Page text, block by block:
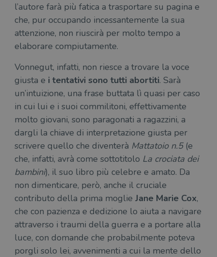
l’autore farà più fatica a trasportare su pagina e
che, pur occupando incessantemente la sua
attenzione, non riuscirà per molto tempo a
elaborare compiutamente.
Vonnegut, infatti, non riesce a trovare la voce
giusta e i tentativi sono tutti abortiti. Sarà
un’intuizione, una frase buttata lì quasi per caso
in cui lui e i suoi commilitoni, effettivamente
molto giovani, sono paragonati a ragazzini, a
dargli la chiave di interpretazione giusta per
scrivere quello che diventerà Mattatoio n.5 (e
che, infatti, avrà come sottotitolo La crociata dei
bambini), il suo libro più celebre e amato. Da
non dimenticare, però, anche il cruciale
contributo della prima moglie Jane Marie Cox,
che con pazienza e dedizione lo aiuta a navigare
attraverso i traumi della guerra e a portare alla
luce, con domande che probabilmente poteva
porgli solo lei, avvenimenti a cui la mente dello